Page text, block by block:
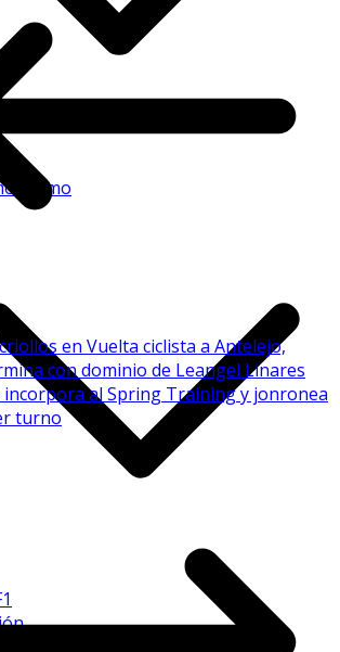
en Vuelta ciclista a Antelejo,
con dominio de Leangel Linares
incorpora al Spring Training y jonronea
turno